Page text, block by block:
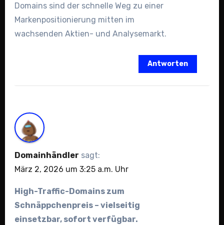
Domains sind der schnelle Weg zu einer
Markenpositionierung mitten im
wachsenden Aktien- und Analysemarkt.
Antworten
Domainhändler sagt:
März 2, 2026 um 3:25 a.m. Uhr
High-Traffic-Domains zum
Schnäppchenpreis – vielseitig
einsetzbar, sofort verfügbar.